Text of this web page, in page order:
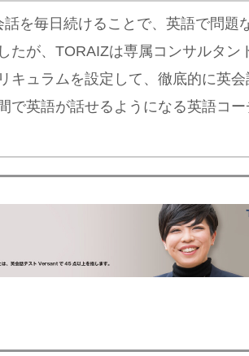
を毎日続けることで、英語で問題
たが、TORAIZは専属コンサルタン
キュラムを設定して、徹底的に英会
で英語が話せるようになる英語コー